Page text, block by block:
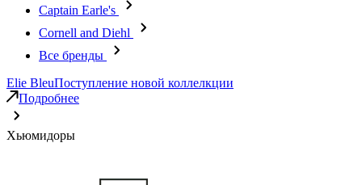
Captain Earle's
Cornell and Diehl
Все бренды
Elie BleuПоступление новой коллелкции
Подробнее
Хьюмидоры